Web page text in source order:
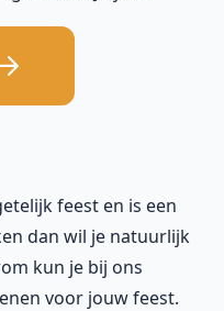
feest en is een
dan wil je natuurlijk
kun je bij ons
voor jouw feest.